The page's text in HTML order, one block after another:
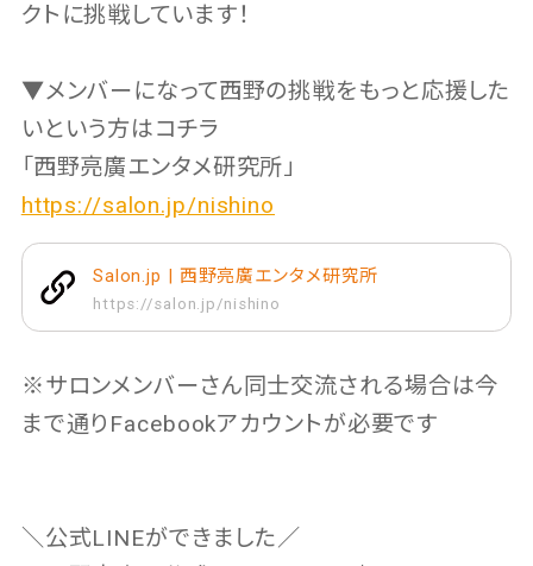
クトに挑戦しています！
▼メンバーになって西野の挑戦をもっと応援した
いという方はコチラ
「西野亮廣エンタメ研究所」
https://salon.jp/nishino
Salon.jp | 西野亮廣エンタメ研究所
https://salon.jp/nishino
※サロンメンバーさん同士交流される場合は今
まで通りFacebookアカウントが必要です
＼公式LINEができました／